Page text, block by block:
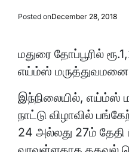
Posted onDecember 28, 2018
மதுரை தோப்பூரில்
எய்ம்ஸ்
இந்நிலையில், எய்ம்ஸ்
நாட்டு விழாவில்
24 அல்லது 27ம் தேதி